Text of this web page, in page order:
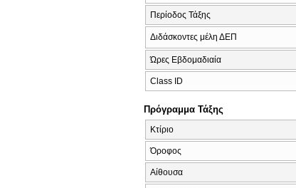
Περίοδος Τάξης
Διδάσκοντες μέλη ΔΕΠ
Ώρες Εβδομαδιαία
Class ID
Πρόγραμμα Τάξης
Κτίριο
Όροφος
Αίθουσα